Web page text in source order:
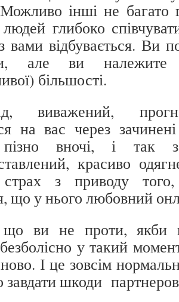
інші не багато
глибоко
відбувається. Ви
але ви
більшості.
виважений,
на вас через
пізно вночі, і так
красиво
страх з приводу
що у нього любовний
що ви не проти, якби
у такий
І це зовсім
завдати шкоди